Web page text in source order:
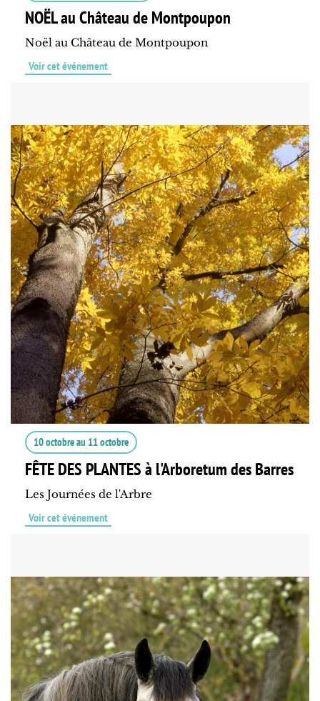
NOËL au Château de Montpoupon
Noël au Château de Montpoupon
Voir cet événement
10 octobreau 11 octobre
FÊTE DES PLANTES à l'Arboretum des Barres
Les Journées de l'Arbre
Voir cet événement